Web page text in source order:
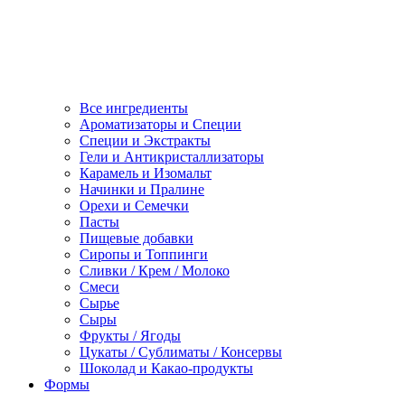
Все ингредиенты
Ароматизаторы и Специи
Специи и Экстракты
Гели и Антикристаллизаторы
Карамель и Изомальт
Начинки и Пралине
Орехи и Семечки
Пасты
Пищевые добавки
Сиропы и Топпинги
Сливки / Крем / Молоко
Смеси
Сырье
Сыры
Фрукты / Ягоды
Цукаты / Сублиматы / Консервы
Шоколад и Какао-продукты
Формы